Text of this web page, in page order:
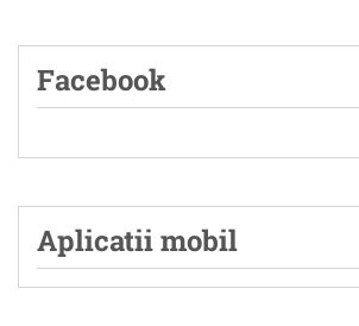
Facebook
Aplicatii mobil